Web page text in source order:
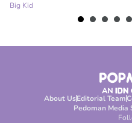
Big Kid
About UsEditorial Team
Pedoman Media